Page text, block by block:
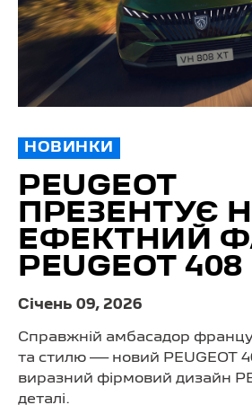
НОВИНКИ
PEUGEOT
ПРЕЗЕНТУЄ
ЕФЕКТНИЙ
PEUGEOT 408
Cічень 09, 2026
Справжній амбасадор
та стилю — новий PEUGEOT
виразний фірмовий дизайн
деталі.